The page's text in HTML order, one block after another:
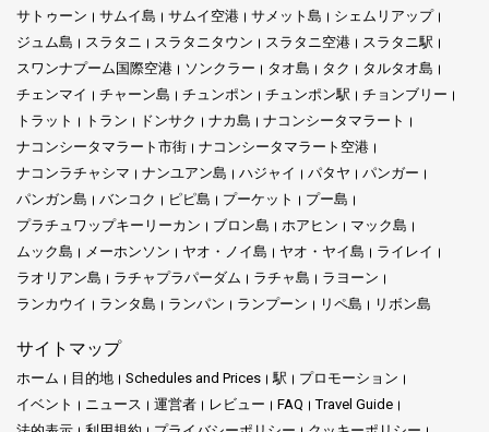
サトゥーン
サムイ島 サムイ空港 サメット島
シェムリアップ
ジュム島
スラタニ スラタニタウン スラタニ空港
スラタニ駅
スワンナプーム国際空港
ソンクラー タオ島 タク
タルタオ島
チェンマイ
チャーン島 チュンポン チュンポン駅
チョンブリー
トラット
トラン ドンサク ナカ島
ナコンシータマラート
ナコンシータマラート市街
ナコンシータマラート空港
ナコンラチャシマ
ナンユアン島 ハジャイ パタヤ
パンガー
パンガン島
バンコク ピピ島 プーケット
プー島
プラチュワップキーリーカン
ブロン島 ホアヒン
マック島
ムック島
メーホンソン ヤオ・ノイ島 ヤオ・ヤイ島
ライレイ
ラオリアン島
ラチャプラパーダム ラチャ島
ラヨーン
ランカウイ
ランタ島 ランパン ランプーン リペ島 リボン島
サイトマップ
ホーム 目的地 Schedules and Prices 駅
プロモーション
イベント
ニュース 運営者 レビュー FAQ
Travel Guide